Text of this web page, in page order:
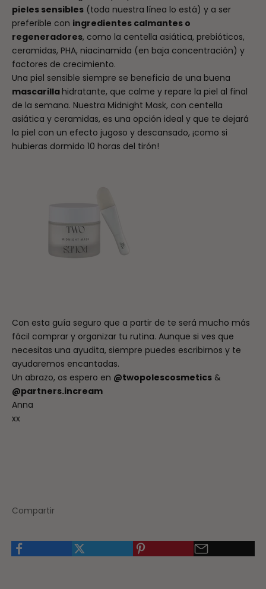
pieles sensibles (toda nuestra línea lo está) y a ser
preferible con ingredientes calmantes o
regeneradores, como la centella asiática, prebióticos,
ceramidas, PHA, niacinamida (en baja concentración) y
factores de crecimiento.
Una piel sensible siempre se beneficia de una buena
mascarillahidratante, que calme y repare la piel al final
de la semana. Nuestra Midnight Mask, con centella
asiática y ceramidas, es una opción ideal y que te dejará
la piel con un efecto jugoso y descansado, ¡como si
hubieras dormido 10 horas del tirón!
Con esta guía seguro que a partir de te será mucho más
fácil comprar y organizar tu rutina. Aunque si ves que
necesitas una ayudita, siempre puedes escribirnos y te
ayudaremos encantadas.
Un abrazo, os espero en @twopolescosmetics &
@partners.incream
Anna
xx
Compartir